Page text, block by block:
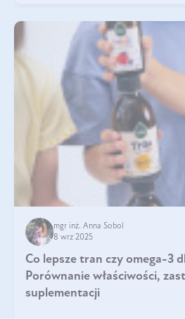
mgr inż. Anna Sobol
8 wrz 2025
Co lepsze tran czy omega-3
Porównanie właściwości,
suplementacji